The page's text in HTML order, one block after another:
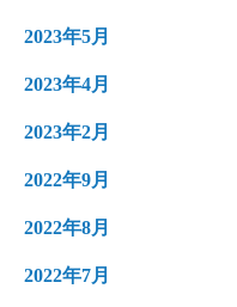
2023年5月
2023年4月
2023年2月
2022年9月
2022年8月
2022年7月